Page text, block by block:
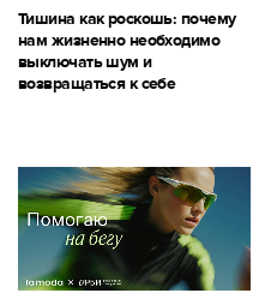
Тишина как роскошь: почему
нам жизненно необходимо
выключать шум и
возвращаться к себе